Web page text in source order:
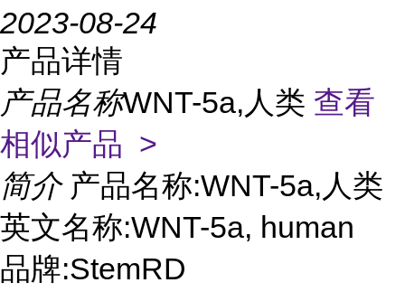
2023-08-24
产品详情
产品名称WNT-5a,人类 查看
相似产品 >
简介 产品名称:WNT-5a,人类
英文名称:WNT-5a, human
品牌:StemRD